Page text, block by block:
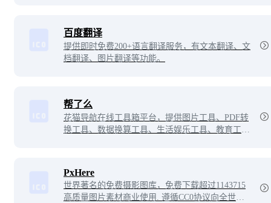
百度翻译
提供即时免费200+语言翻译服务，有文本翻译、文
档翻译、图片翻译等功能。
帮了么
花猫导航在线工具箱平台，提供图片工具、PDF转
换工具、数据换算工具、生活娱乐工具、教育工
PxHere
世界著名的免费摄影图库，免费下载超过1143715
高质量图片素材商业使用. 遵循CC0协议向全世界